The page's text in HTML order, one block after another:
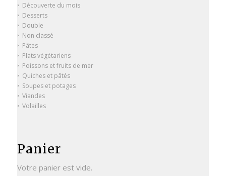
Découverte du mois
Desserts
Double
Non classé
Pâtes
Plats végétariens
Poissons et fruits de mer
Quiches et pâtés
Soupes et potages
Viandes
Volailles
Panier
Votre panier est vide.